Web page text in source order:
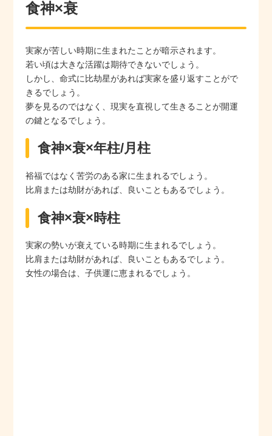
食神×衰
実家が苦しい時期に生まれたことが暗示されます。
若い頃は大きな活躍は期待できないでしょう。
しかし、命式に比劫星があれば実家を盛り返すことがで
きるでしょう。
夢を見るのではなく、現実を直視して生きることが開運
の鍵となるでしょう。
食神×衰×年柱/月柱
裕福ではなく苦労のある家に生まれるでしょう。
比肩または劫財があれば、良いこともあるでしょう。
食神×衰×時柱
実家の勢いが衰えている時期に生まれるでしょう。
比肩または劫財があれば、良いこともあるでしょう。
女性の場合は、子供運に恵まれるでしょう。